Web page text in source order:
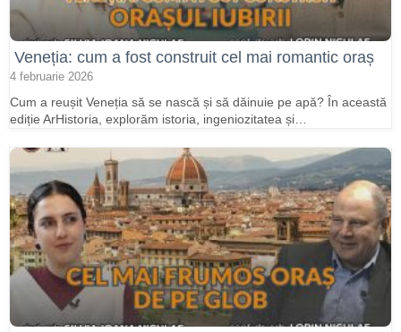
Veneția: cum a fost construit cel mai romantic oraș
4 februarie 2026
Cum a reușit Veneția să se nască și să dăinuie pe apă? În această
ediție ArHistoria, explorăm istoria, ingeniozitatea și…